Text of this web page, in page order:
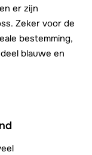
er zijn
Zeker voor de
bestemming,
blauwe en